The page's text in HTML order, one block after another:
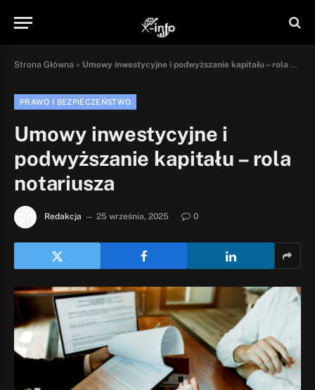
Strona Główna » Umowy inwestycyjne i podwyższanie kapitału – rola notariusza
PRAWO I BEZPIECZEŃSTWO
Umowy inwestycyjne i
podwyższanie kapitału – rola
notariusza
Redakcja 25 września, 2025 0